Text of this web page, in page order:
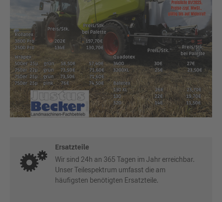
Ersatzteile
Wir sind 24h an 365 Tagen im Jahr erreichbar.
Unser Teilespektrum umfasst die am
häufigsten benötigten Ersatzteile.